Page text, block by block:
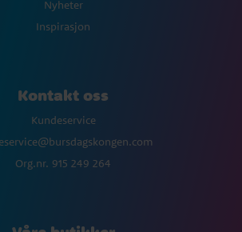
Nyheter
Inspirasjon
Kontakt oss
Kundeservice
Org.nr. 915 249 264